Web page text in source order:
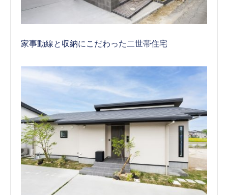
家事動線と収納にこだわった二世帯住宅